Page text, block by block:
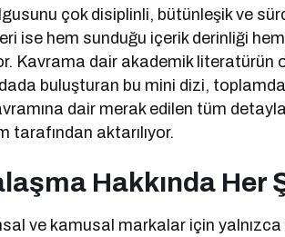
çok disiplinli, bütünleşik ve
ise hem sunduğu içerik derinliği
Kavrama dair akademik literatürün
buluşturan bu mini dizi,
dair merak edilen tüm
tarafından aktarılıyor.
Hakkında Her
ve kamusal markalar için